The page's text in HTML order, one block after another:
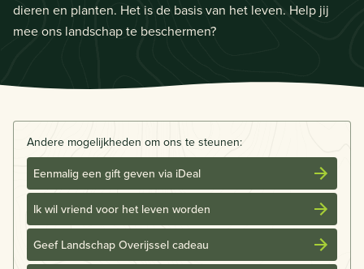
dieren en planten. Het is de basis van het leven. Help jij
mee ons landschap te beschermen?
Andere mogelijkheden om ons te steunen:
Eenmalig een gift geven via iDeal
Ik wil vriend voor het leven worden
Geef Landschap Overijssel cadeau